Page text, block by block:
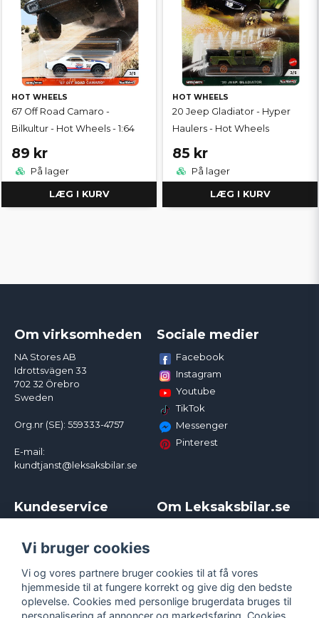
HOT WHEELS
67 Off Road Camaro -
Bilkultur - Hot Wheels - 1:64
89 kr
På lager
LÆG I KURV
HOT WHEELS
20 Jeep Gladiator - Hyper
Haulers - Hot Wheels
85 kr
På lager
LÆG I KURV
Om virksomheden
NA Stores AB
Idrottsvägen 33
702 32 Örebro
Sweden
Org.nr (SE): 559333-4757
E-mail:
kundtjanst@leksaksbilar.se
Sociale medier
Facebook
Instagram
Youtube
TikTok
Messenger
Pinterest
Kundeservice
Kampagner og rabatter
Reklamation
Policy chase cars
Returnera
Logga in
Om Leksaksbilar.se
Handelsbetingelser
Persondatapolitik
Cookies
Vi bruger cookies
Vi og vores partnere bruger cookies til at få vores
hjemmeside til at fungere korrekt og give dig den bedste
oplevelse. Cookies med personlige brugerdata bruges til
personalisering af annoncer og markedsføring. Cookies